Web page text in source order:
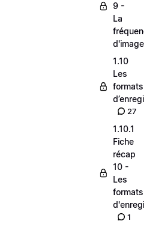
9 -
La
d'image
1.10
Les
formats
27
1.10.1
Fiche
récap
10 -
Les
formats
1